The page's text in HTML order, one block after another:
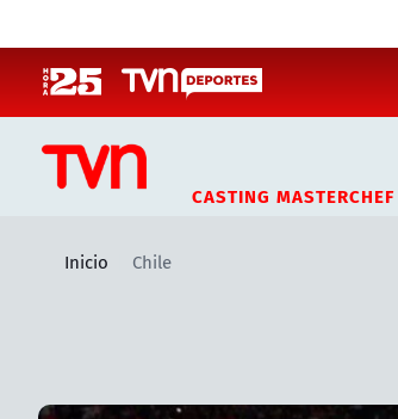
CASTING
Inicio Chile
Artículos relacionados con Chile